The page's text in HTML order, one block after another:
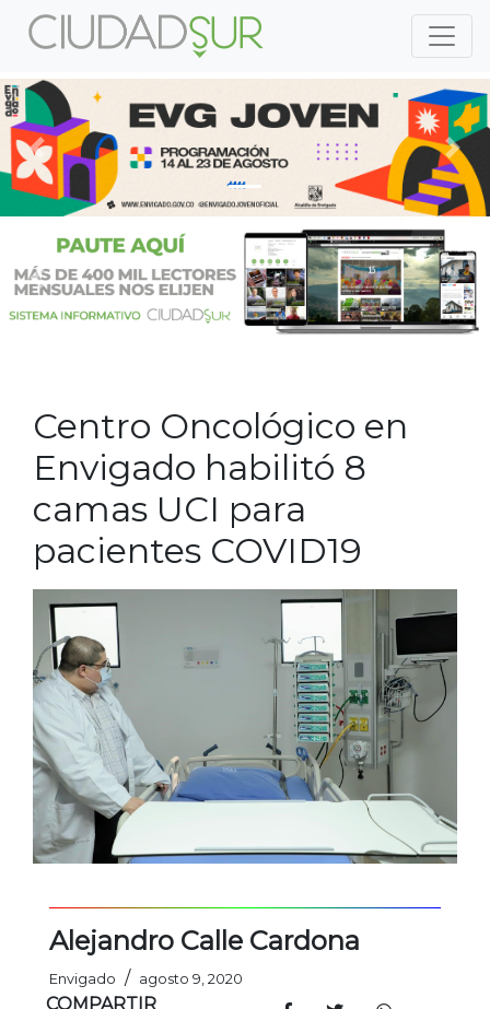
Previous
Previous
Centro Oncológico en
Envigado habilitó 8
camas UCI para
pacientes COVID19
Alejandro Calle Cardona
Envigado / agosto 9, 2020
COMPARTIR